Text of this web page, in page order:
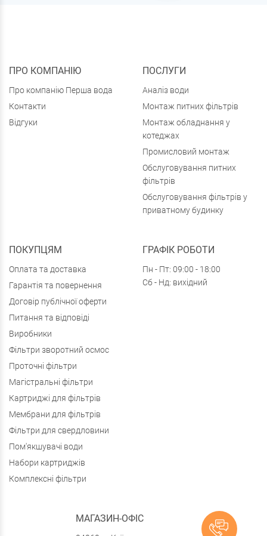
ПРО КОМПАНІЮ
Про компанію Перша вода
Контакти
Відгуки
ПОСЛУГИ
Аналіз води
Монтаж питних фільтрів
Монтаж обладнання у
котеджах
Промисловий монтаж
Обслуговування питних
фільтрів
Обслуговування фільтрів у
приватному будинку
ПОКУПЦЯМ
Оплата та доставка
Гарантія та повернення
Договір публічної оферти
Питання та відповіді
Виробники
Фільтри зворотний осмос
Проточні фільтри
Магістральні фільтри
Картриджі для фільтрів
Мембрани для фільтрів
Фільтри для свердловини
Пом'якшувачі води
Набори картриджів
Комплексні фільтри
ГРАФІК РОБОТИ
Пн - Пт: 09:00 - 18:00
Сб - Нд: вихідний
МАГАЗИН-ОФІС